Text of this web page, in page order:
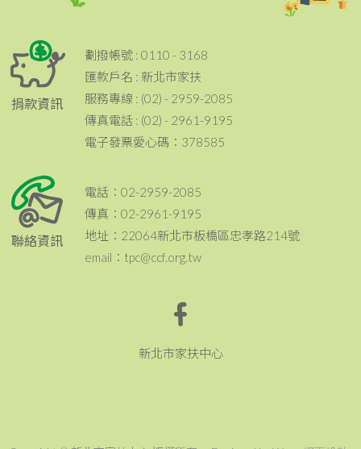
捐款資訊
劃撥帳號 : 0110 - 3168
匯款戶名 : 新北市家扶
服務專線 : (02) - 2959-2085
傳真電話 : (02) - 2961-9195
電子發票愛心碼：378585
聯絡資訊
電話：02-2959-2085
傳真：02-2961-9195
地址：22064新北市板橋區忠孝路214號
email：tpc@ccf.org.tw
新北市家扶中心